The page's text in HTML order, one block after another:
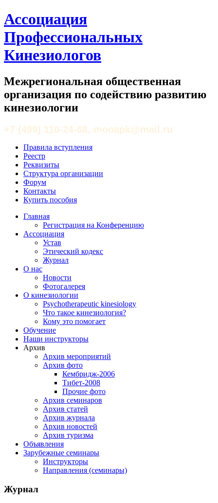
Ассоциация
Профессиональных
Кинезиологов
Межрегиональная общественная
организация по содействию развитию
кинезиологии
+7 (499) 110-24-68, mooapk@mail.ru
Правила вступления
Реестр
Реквизиты
Структура организации
Форум
Контакты
Купить пособия
Главная
Регистрация на Конференцию
Ассоциация
Устав
Этический кодекс
Журнал
О нас
Новости
Фотогалерея
О кинезиологии
Psychotherapeutic kinesiology
Что такое кинезиология?
Кому это помогает
Обучение
Наши инструкторы
Архив
Архив мероприятий
Архив фото
Кембридж-2006
Тибет-2008
Прочие фото
Архив семинаров
Архив статей
Архив журнала
Архив новостей
Архив туризма
Объявления
Зарубежные семинары
Инструкторы
Направления (семинары)
Журнал